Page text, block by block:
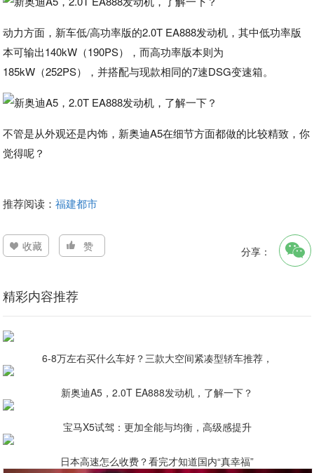
动力方面，新车低/高功率版的2.0T EA888发动机，其中低功率版
本可输出140kW（190PS），而高功率版本则为
185kW（252PS），并搭配与现款相同的7速DSG变速箱。
不管是从外观还是内饰，新奥迪A5在细节方面都做的比较精致，你
觉得呢？
推荐阅读：福建都市
收藏 赞 分享：
精彩内容推荐
6-8万左右买什么车好？三款大空间紧凑型轿车推荐，
新奥迪A5，2.0T EA888发动机，了解一下？
宝马X5试驾：更加全能与均衡，高级感提升
日本高速怎么收费？看完才知道国内“真幸福”